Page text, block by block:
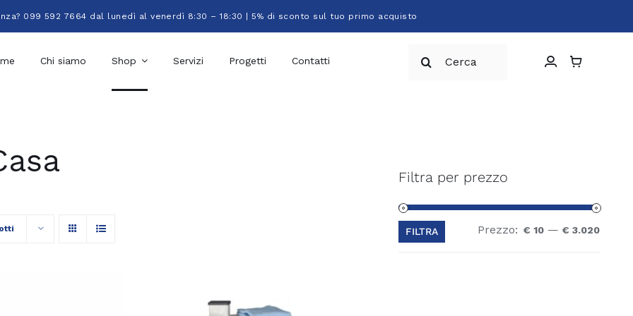
099 592 7664 dal lunedì al venerdì 8:30 – 18:30 | 5% di sconto sul tuo primo acquisto
Chi siamo Shop Servizi Progetti Contatti
Filtra per prezzo
FILTRA Prezzo: € 10 — € 3.020